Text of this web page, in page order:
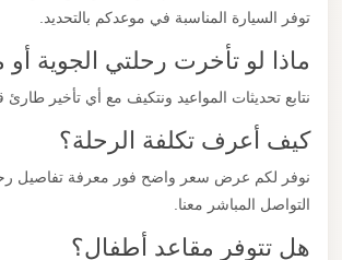
توفر السيارة المناسبة في موعدكم بالتحديد.
ماذا لو تأخرت رحلتي الجوية أو
نتابع تحديثات المواعيد ونتكيف مع أي تأخير طارئ
كيف أعرف تكلفة الرحلة؟
نوفر لكم عرض سعر واضح فور معرفة تفاصيل
التواصل المباشر معنا.
هل تتوفر مقاعد أطفال؟